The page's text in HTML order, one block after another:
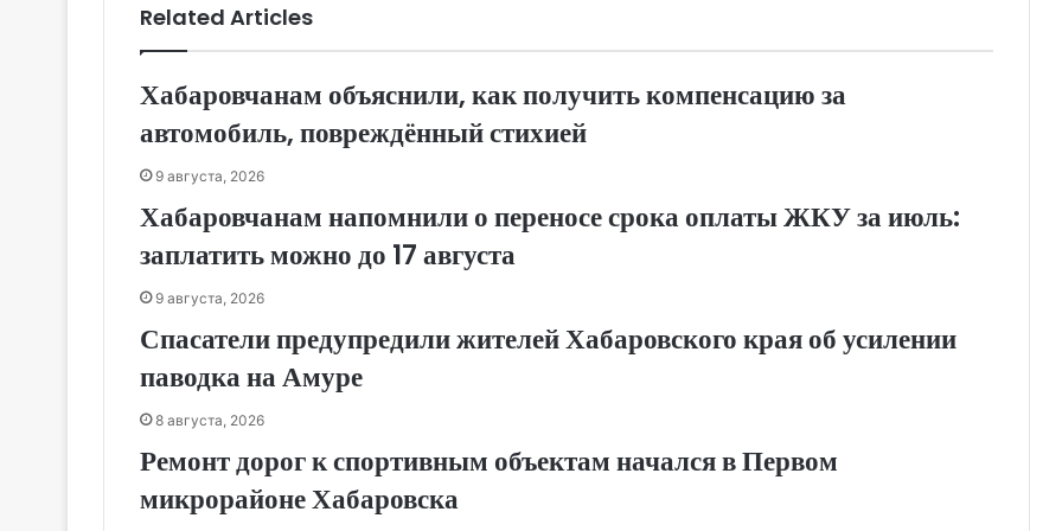
Related Articles
Хабаровчанам объяснили, как получить компенсацию за
автомобиль, повреждённый стихией
9 августа, 2026
Хабаровчанам напомнили о переносе срока оплаты ЖКУ за июль:
заплатить можно до 17 августа
9 августа, 2026
Спасатели предупредили жителей Хабаровского края об усилении
паводка на Амуре
8 августа, 2026
Ремонт дорог к спортивным объектам начался в Первом
микрорайоне Хабаровска